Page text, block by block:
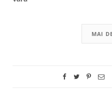
MAI